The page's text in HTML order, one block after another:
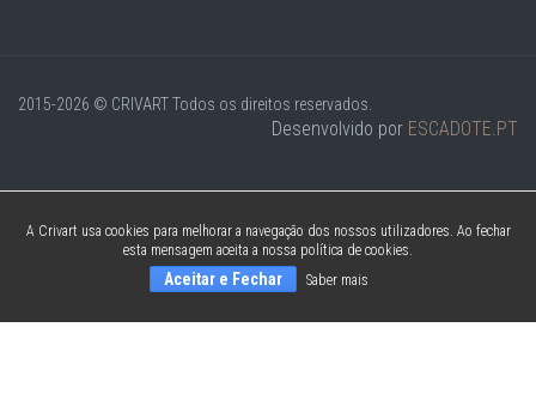
2015-2026 © CRIVARTTodos os direitos reservados.
Desenvolvido por ESCADOTE.PT
A Crivart usa cookies para melhorar a navegação dos nossos utilizadores. Ao fechar
esta mensagem aceita a nossa política de cookies.
Aceitar e Fechar Saber mais